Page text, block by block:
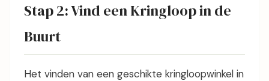
Stap 2: Vind een Kringloop in de
Buurt
Het vinden van een geschikte kringloopwinkel in